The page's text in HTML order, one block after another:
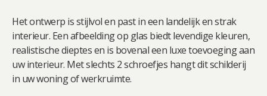
Het ontwerp is stijlvol en past in een landelijk en strak
interieur. Een afbeelding op glas biedt levendige kleuren,
realistische dieptes en is bovenal een luxe toevoeging aan
uw interieur. Met slechts 2 schroefjes hangt dit schilderij
in uw woning of werkruimte.